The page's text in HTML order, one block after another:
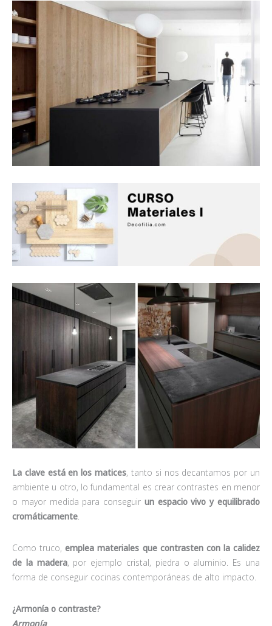
La clave está en los matices, tanto si nos decantamos por un
ambiente u otro, lo fundamental es crear contrastes en menor
o mayor medida para conseguir un espacio vivo y equilibrado
cromáticamente.
Como truco, emplea materiales que contrasten con la calidez
de la madera, por ejemplo cristal, piedra o aluminio. Es una
forma de conseguir cocinas contemporáneas de alto impacto.
¿Armonía o contraste?
Armonía